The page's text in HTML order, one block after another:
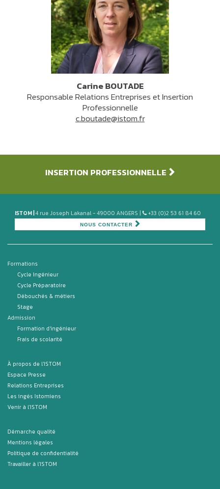
Carine BOUTADE
Responsable Relations Entreprises et Insertion
Professionnelle
c.boutade@istom.fr
INSERTION PROFESSIONNELLE
ISTOM | 4 rue Joseph Lakanal - 49000 ANGERS | +33 (0)2 53 61 84 60
NOUS CONTACTER
Formations
Cycle Ingénieur
Cycle Préparatoire
Débouchés & métiers
Stage
Admission
Formation d'ingénieur
Frais de scolarité
À propos de l'ISTOM
Espace Presse
Relations Entreprises
Les ingés Istomiens
Venir à l'ISTOM
Démarche qualité
Mentions légales
Politique de confidentialité
Travailler à l'ISTOM